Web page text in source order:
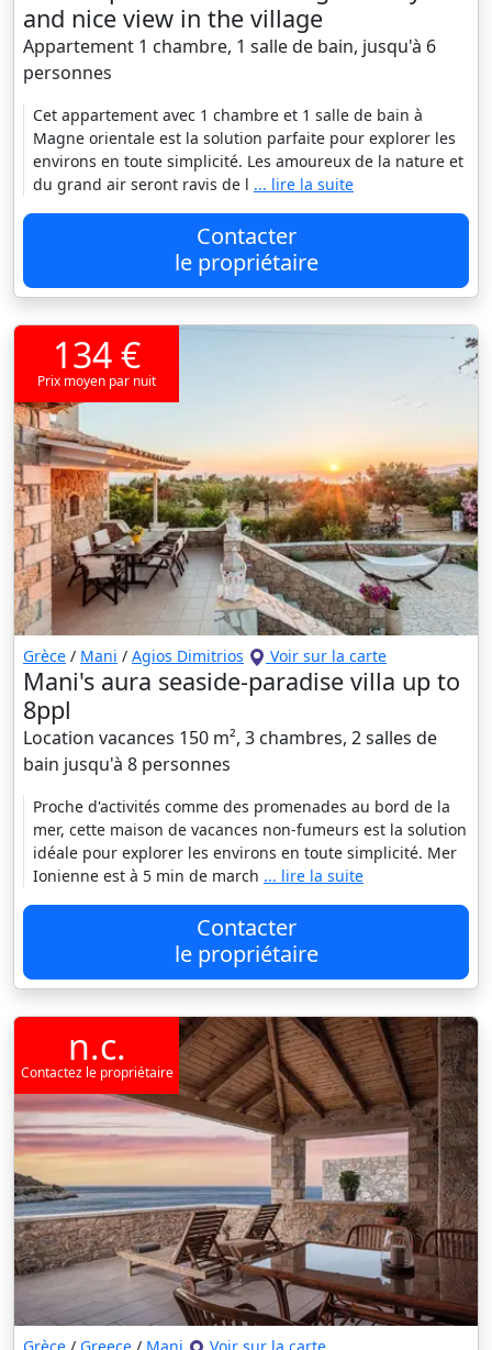
and nice view in the village
Appartement 1 chambre, 1 salle de bain, jusqu'à 6
personnes
Cet appartement avec 1 chambre et 1 salle de bain à
Magne orientale est la solution parfaite pour explorer les
environs en toute simplicité. Les amoureux de la nature et
du grand air seront ravis de l ... lire la suite
Contacter
le propriétaire
134 €
Prix moyen par nuit
Grèce / Mani / Agios Dimitrios Voir sur la carte
Mani's aura seaside-paradise villa up to
8ppl
Location vacances 150 m², 3 chambres, 2 salles de
bain jusqu'à 8 personnes
Proche d'activités comme des promenades au bord de la
mer, cette maison de vacances non-fumeurs est la solution
idéale pour explorer les environs en toute simplicité. Mer
Ionienne est à 5 min de march ... lire la suite
Contacter
le propriétaire
n.c.
Contactez le propriétaire